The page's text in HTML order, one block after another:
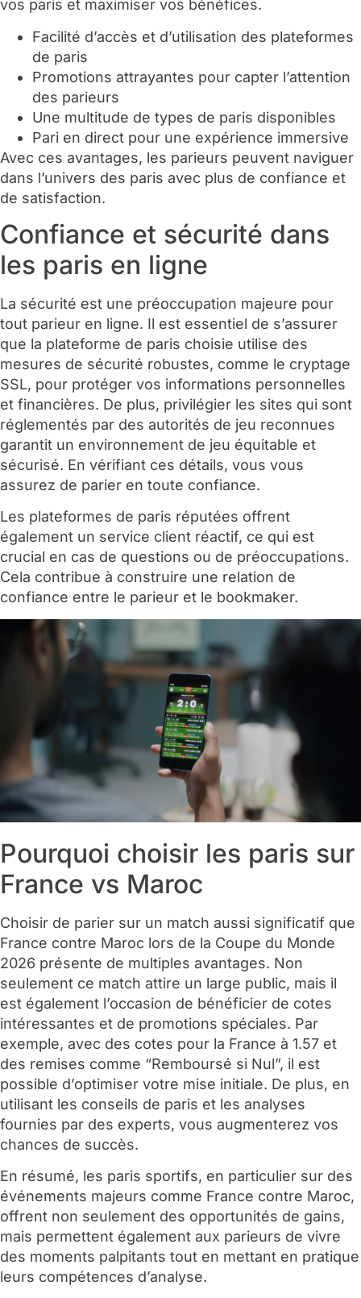
vos paris et maximiser vos bénéfices.
Facilité d’accès et d’utilisation des plateformes
de paris
Promotions attrayantes pour capter l’attention
des parieurs
Une multitude de types de paris disponibles
Pari en direct pour une expérience immersive
Avec ces avantages, les parieurs peuvent naviguer
dans l’univers des paris avec plus de confiance et
de satisfaction.
Confiance et sécurité dans
les paris en ligne
La sécurité est une préoccupation majeure pour
tout parieur en ligne. Il est essentiel de s’assurer
que la plateforme de paris choisie utilise des
mesures de sécurité robustes, comme le cryptage
SSL, pour protéger vos informations personnelles
et financières. De plus, privilégier les sites qui sont
réglementés par des autorités de jeu reconnues
garantit un environnement de jeu équitable et
sécurisé. En vérifiant ces détails, vous vous
assurez de parier en toute confiance.
Les plateformes de paris réputées offrent
également un service client réactif, ce qui est
crucial en cas de questions ou de préoccupations.
Cela contribue à construire une relation de
confiance entre le parieur et le bookmaker.
Pourquoi choisir les paris sur
France vs Maroc
Choisir de parier sur un match aussi significatif que
France contre Maroc lors de la Coupe du Monde
2026 présente de multiples avantages. Non
seulement ce match attire un large public, mais il
est également l’occasion de bénéficier de cotes
intéressantes et de promotions spéciales. Par
exemple, avec des cotes pour la France à 1.57 et
des remises comme “Remboursé si Nul”, il est
possible d’optimiser votre mise initiale. De plus, en
utilisant les conseils de paris et les analyses
fournies par des experts, vous augmenterez vos
chances de succès.
En résumé, les paris sportifs, en particulier sur des
événements majeurs comme France contre Maroc,
offrent non seulement des opportunités de gains,
mais permettent également aux parieurs de vivre
des moments palpitants tout en mettant en pratique
leurs compétences d’analyse.